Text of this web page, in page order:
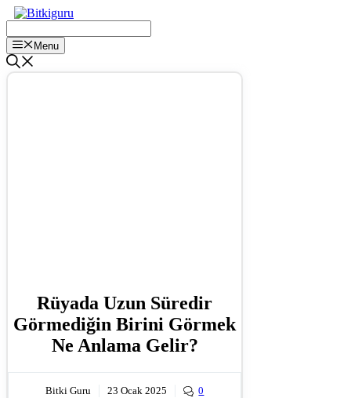
İçeriğe
Menu
Rüyada Uzun Süredir
Görmediğin Birini Görmek
Ne Anlama Gelir?
Bitki Guru 23 Ocak 2025 0